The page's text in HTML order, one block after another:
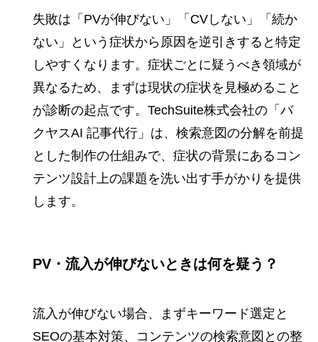
失敗は「PVが伸びない」「CVしない」「続か
ない」という症状から原因を逆引きすると特定
しやすくなります。症状ごとに疑うべき領域が
異なるため、まずは現状の症状を見極めること
が診断の起点です。TechSuite株式会社の「バ
クヤスAI 記事代行」は、検索意図の分解を前提
とした制作の仕組みで、症状の背景にあるコン
テンツ設計上の課題を洗い出す手がかりを提供
します。
PV・流入が伸びないときは何を疑う？
流入が伸びない場合、まずキーワード選定と
SEOの基本対策、コンテンツの検索意図との整